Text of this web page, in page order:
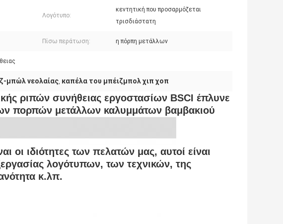
Λογότυπο:
κεντητική που προσαρμόζεται
τρισδιάστατη
Πίσω περάτωση: η πόρπη μετάλλων
μπώλ νεολαίας, καπέλα του μπέιζμπολ χιπ χοπ
ριπών συνήθειας εργοστασίων BSCI έπλυνε
πορπών μετάλλων καλυμμάτων βαμβακιού
οι ιδιότητες των πελατών μας, αυτοί είναι
λογότυπων, των τεχνικών, της
κ.λπ.